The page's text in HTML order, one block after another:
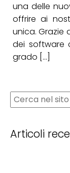
una delle
offrire ai
unica. Grazie
dei software
grado […]
Articoli